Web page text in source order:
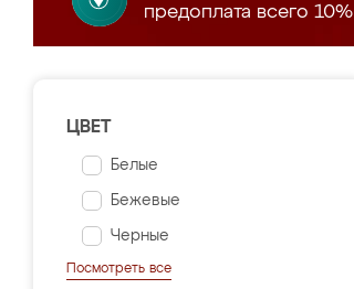
предоплата всего 10%
ЦВЕТ
Белые
Бежевые
Черные
Посмотреть все